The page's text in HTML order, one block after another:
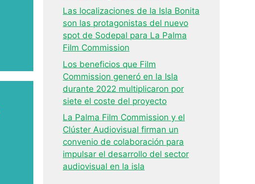
Las localizaciones de la Isla Bonita
son las protagonistas del nuevo
spot de Sodepal para La Palma
Film Commission
Los beneficios que Film
Commission generó en la Isla
durante 2022 multiplicaron por
siete el coste del proyecto
La Palma Film Commission y el
Clúster Audiovisual firman un
convenio de colaboración para
impulsar el desarrollo del sector
audiovisual en la isla